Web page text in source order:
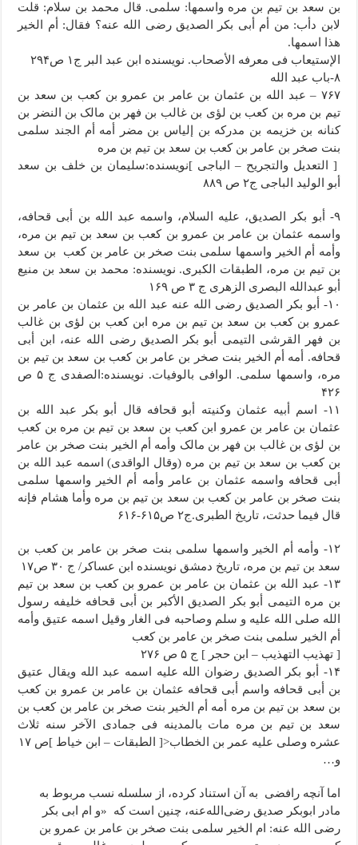
بن سعد بن تیم بن مره واسمها: سلمى. قال محمد بن سلام: قلت
لابن دأب: من أم أبی بکر الصدیق رضی الله عنه؟ فقال: أم الخیر
هذا اسمها.
الإستیعاب فی معرفه الأصحاب. نویسنده ابن عبد البر ج۱ ص۲۹۴
۸-باب عبد الله
۷۶۷ – عبد الله بن عثمان بن عامر بن عمرو بن کعب بن سعد بن
تیم بن مره بن کعب بن لؤی بن غالب بن فهر بن مالک بن النضر بن
کنانه بن خزیمه بن مدرکه بن إلیاس بن مضر أمه أم الجند سلمى
بنت صخر بن عامر بن کعب بن سعد بن تیم بن مره
[ التعدیل والتجریح – الباجی ]نویسنده:سلیمان بن خلف بن سعد
أبو الولید الباجی ج۲ ص ۸۸۹
۹- أبو بکر الصدیق، علیه السلام، واسمه عبد الله بن أبی قحافه،
واسمه عثمان بن عامر بن عمرو بن کعب بن سعد بن تیم بن مره،
وأمه أم الخیر واسمها سلمى بنت صخر بن عامر بن کعب بن سعد
بن تیم بن مره، الطبقات الکبرى. نویسنده: محمد بن سعد بن منیع
أبو عبدالله البصری الزهری ج ۳ ص ۱۶۹
۱۰- أبو بکر الصدیق رضی الله عنه عبد الله بن عثمان بن عامر بن
عمرو بن کعب بن سعد بن تیم بن مره ابن کعب بن لؤی بن غالب
بن فهر القرشی التیمی أبو بکر الصدیق رضی الله عنه، ابن أبی
قحافه. أمه أم الخیر بنت صخر بن عامر بن کعب بن سعد بن تیم بن
مره، واسمها سلمى. الوافی بالوفیات. نویسنده:الصفدی ج ۵ ص
۴۲۶
۱۱- اسم أبیه عثمان وکنیته أبو قحافه قال أبو بکر عبد الله بن
عثمان بن عامر بن عمرو ابن کعب بن سعد بن تیم بن مره بن کعب
بن لؤى بن غالب بن فهر بن مالک وأمه أم الخیر بنت صخر بن عامر
بن کعب بن سعد بن تیم بن مره (وقال الواقدی) اسمه عبد الله بن
أبى قحافه واسمه عثمان بن عامر وأمه أم الخیر واسمها سلمى
بنت صخر بن عامر بن کعب بن سعد بن تیم بن مره وأما هشام فإنه
قال فیما حدثت، تاریخ الطبری.ج۲ ص۶۱۵-۶۱۶
۱۲- وأمه أم الخیر واسمها سلمى بنت صخر بن عامر بن کعب بن
سعد بن تیم بن مره، تاریخ دمشق نویسنده ابن عساکر/ ج ۳۰ ص۱۷
۱۳- عبد الله بن عثمان بن عامر بن عمرو بن کعب بن سعد بن تیم
بن مره التیمی أبو بکر الصدیق الأکبر بن أبی قحافه خلیفه رسول
الله صلى الله علیه و سلم وصاحبه فی الغار وقیل اسمه عتیق وأمه
أم الخیر سلمى بنت صخر بن عامر بن کعب
[ تهذیب التهذیب – ابن حجر ] ج ۵ ص ۲۷۶
۱۴- أبو بکر الصدیق رضوان الله علیه اسمه عبد الله ویقال عتیق
بن أبی قحافه واسم أبی قحافه عثمان بن عامر بن عمرو بن کعب
بن سعد بن تیم بن مره أمه أم الخیر بنت صخر بن عامر بن کعب بن
سعد بن تیم بن مره مات بالمدینه فی جمادی الآخر سنه ثلاث
عشره وصلى علیه عمر بن الخطاب<[ الطبقات – ابن خیاط ]ص ۱۷
و…
اما آنچه رافضی به آن استناد کرده، از سلسله نسب مربوط به
مادر ابوبکر صدیق رضی‌الله‌عنه، چنین است که «و ام ابی بکر
رضی الله عنه: ام الخیر سلمی بنت صخر بن عامر بن عمرو بن